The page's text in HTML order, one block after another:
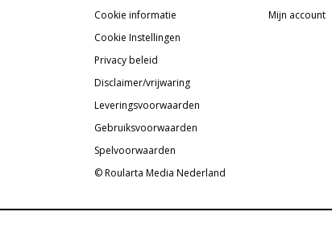
Cookie informatie
Cookie Instellingen
Privacy beleid
Disclaimer/vrijwaring
Leveringsvoorwaarden
Gebruiksvoorwaarden
Spelvoorwaarden
© Roularta Media Nederland
Mijn account